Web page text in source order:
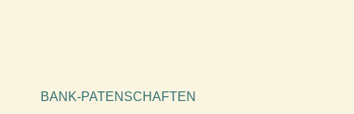
BANK-PATENSCHAFTEN